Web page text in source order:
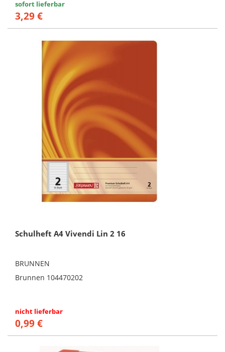
sofort lieferbar
3,29 €
Schulheft A4 Vivendi Lin 2 16
BRUNNEN
Brunnen 104470202
nicht lieferbar
0,99 €